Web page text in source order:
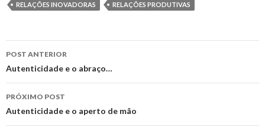
RELAÇÕES INOVADORAS
RELAÇÕES PRODUTIVAS
Navegação
de
posts
POST ANTERIOR
Autenticidade e o abraço…
PRÓXIMO POST
Autenticidade e o aperto de mão